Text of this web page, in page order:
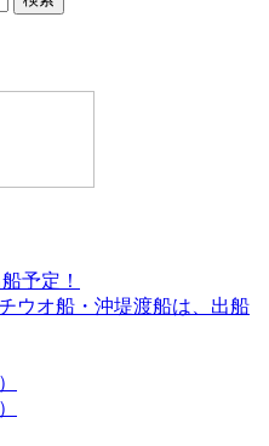
予定！
ウオ船・沖堤渡船は、出船